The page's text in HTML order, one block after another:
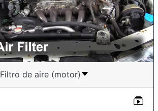
Filtro de aire (motor)